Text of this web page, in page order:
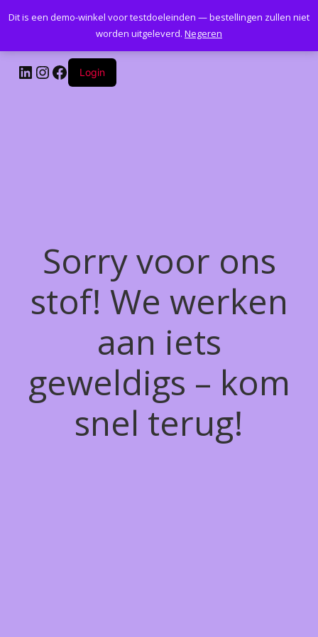
Kantoormeubelenplus.com
LinkedIn
Instagram
Facebook
Login
Sorry voor ons
stof! We werken
aan iets
geweldigs – kom
snel terug!
Dit is een demo-winkel voor testdoeleinden — bestellingen zullen niet
worden uitgeleverd. Negeren